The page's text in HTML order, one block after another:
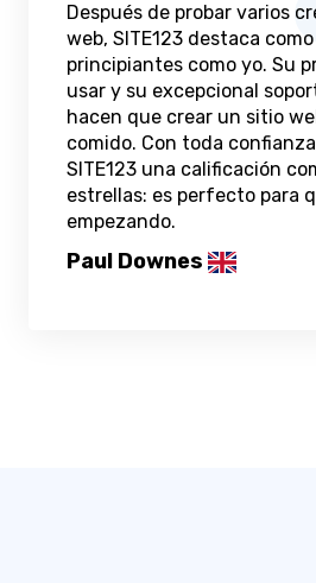
Después de probar varios
web, SITE123 destaca
principiantes como yo. Su
usar y su excepcional
hacen que crear un sitio
comido. Con toda
SITE123 una calificación
estrellas: es perfecto para
empezando.
Paul Downes